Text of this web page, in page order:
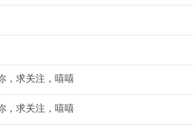
，求关注，嘻嘻
，求关注，嘻嘻